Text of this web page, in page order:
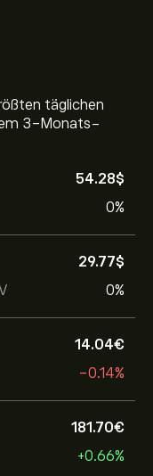
täglichen
3-Monats-
54.28‎$‎
0%
29.77‎$‎
0%
14.04‎€‎
-0.14%
181.70‎€‎
+0.66%